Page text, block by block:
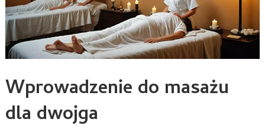
Wprowadzenie do masażu
dla dwojga